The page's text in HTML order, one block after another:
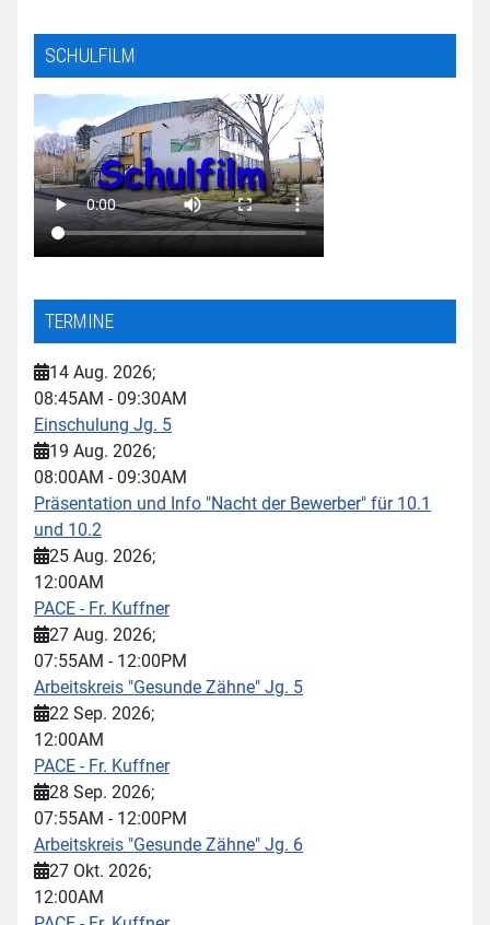
SCHULFILM
TERMINE
14 Aug. 2026;
08:45AM - 09:30AM
Einschulung Jg. 5
19 Aug. 2026;
08:00AM - 09:30AM
Präsentation und Info "Nacht der Bewerber" für 10.1
und 10.2
25 Aug. 2026;
12:00AM
PACE - Fr. Kuffner
27 Aug. 2026;
07:55AM - 12:00PM
Arbeitskreis "Gesunde Zähne" Jg. 5
22 Sep. 2026;
12:00AM
PACE - Fr. Kuffner
28 Sep. 2026;
07:55AM - 12:00PM
Arbeitskreis "Gesunde Zähne" Jg. 6
27 Okt. 2026;
12:00AM